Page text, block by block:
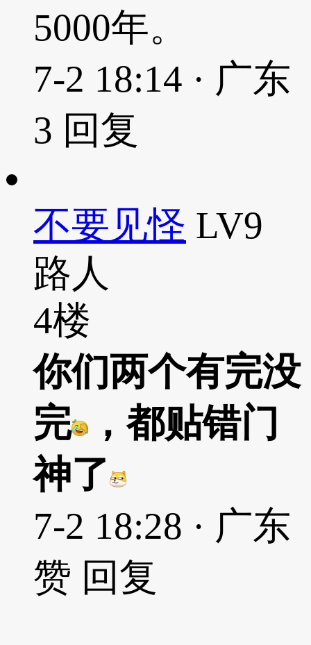
5000年。
7-2 18:14 · 广东
3 回复
不要见怪 LV9
路人
4楼
你们两个有完没
完
，都贴错门
神了
7-2 18:28 · 广东
赞 回复